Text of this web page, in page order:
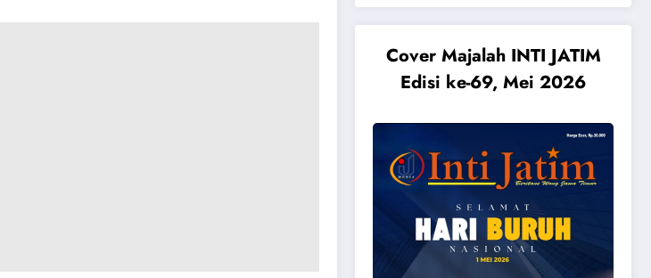
Cover Majalah INTI JATIM
Edisi ke-69, Mei 2026